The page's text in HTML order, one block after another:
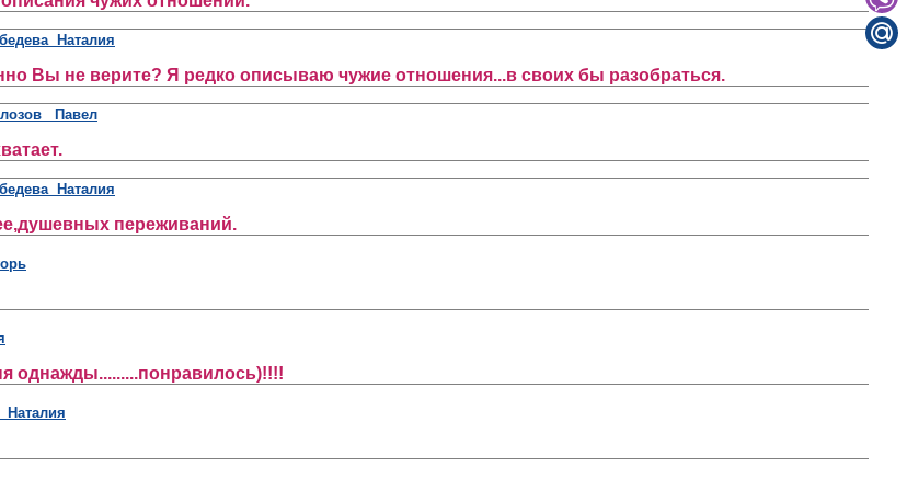
Наталия
Вы не верите? Я редко описываю чужие отношения...в своих бы разобраться.
Павел
Наталия
переживаний.
однажды.........понравилось)!!!!
Наталия